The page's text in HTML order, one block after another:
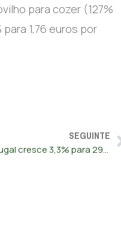
para cozer (127%
1,76 euros por
SEGUINTE
Número de turistas chegados a Portugal cresce 3,3% para 29,9 milhões em 2025